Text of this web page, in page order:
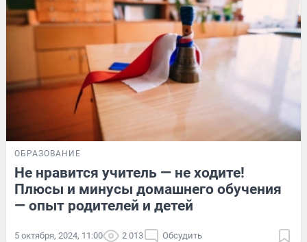
ОБРАЗОВАНИЕ
Не нравится учитель — не ходите!
Плюсы и минусы домашнего обучения
— опыт родителей и детей
5 октября, 2024, 11:00 2 013 Обсудить